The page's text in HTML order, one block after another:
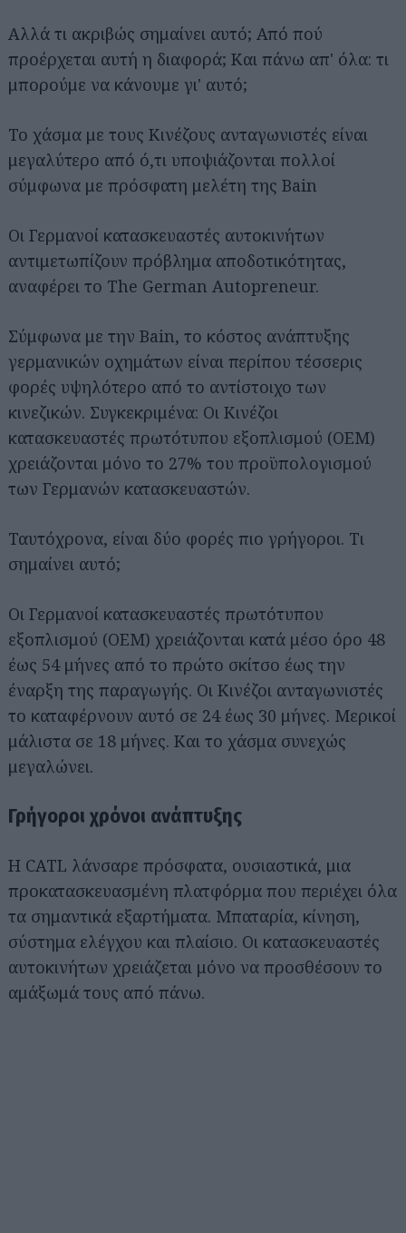
Αλλά τι ακριβώς σημαίνει αυτό; Από πού
προέρχεται αυτή η διαφορά; Και πάνω απ' όλα: τι
μπορούμε να κάνουμε γι' αυτό;
Το χάσμα με τους Κινέζους ανταγωνιστές είναι
μεγαλύτερο από ό,τι υποψιάζονται πολλοί
σύμφωνα με πρόσφατη μελέτη της Bain
Οι Γερμανοί κατασκευαστές αυτοκινήτων
αντιμετωπίζουν πρόβλημα αποδοτικότητας,
αναφέρει το The German Autopreneur.
Σύμφωνα με την Bain, το κόστος ανάπτυξης
γερμανικών οχημάτων είναι περίπου τέσσερις
φορές υψηλότερο από το αντίστοιχο των
κινεζικών. Συγκεκριμένα: Οι Κινέζοι
κατασκευαστές πρωτότυπου εξοπλισμού (OEM)
χρειάζονται μόνο το 27% του προϋπολογισμού
των Γερμανών κατασκευαστών.
Ταυτόχρονα, είναι δύο φορές πιο γρήγοροι. Τι
σημαίνει αυτό;
Οι Γερμανοί κατασκευαστές πρωτότυπου
εξοπλισμού (OEM) χρειάζονται κατά μέσο όρο 48
έως 54 μήνες από το πρώτο σκίτσο έως την
έναρξη της παραγωγής. Οι Κινέζοι ανταγωνιστές
το καταφέρνουν αυτό σε 24 έως 30 μήνες. Μερικοί
μάλιστα σε 18 μήνες. Και το χάσμα συνεχώς
μεγαλώνει.
Γρήγοροι χρόνοι ανάπτυξης
Η CATL λάνσαρε πρόσφατα, ουσιαστικά, μια
προκατασκευασμένη πλατφόρμα που περιέχει όλα
τα σημαντικά εξαρτήματα. Μπαταρία, κίνηση,
σύστημα ελέγχου και πλαίσιο. Οι κατασκευαστές
αυτοκινήτων χρειάζεται μόνο να προσθέσουν το
αμάξωμά τους από πάνω.